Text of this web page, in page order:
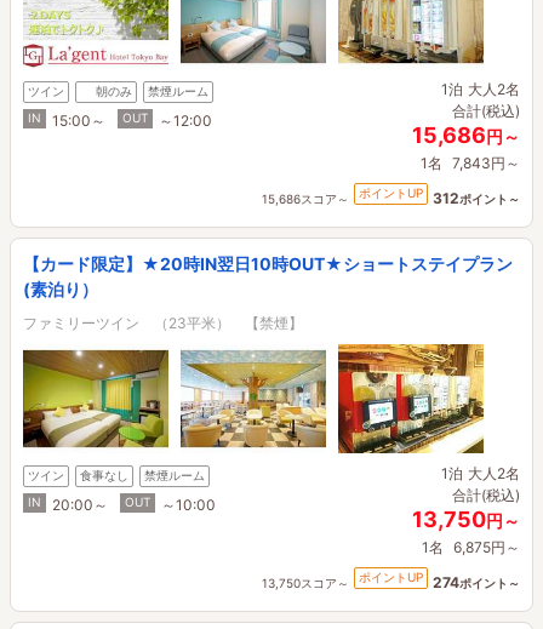
ツイン 朝のみ
禁煙ルーム
IN
15:00～ OUT ～12:00
1泊 大人2名
合計(税込)
15,686円～
1名 7,843円～
15,686スコア～ ポイントUP 312ポイント～
【カード限定】★20時IN翌日10時OUT★ショートステイプラン
(素泊り）
ファミリーツイン （23平米） 【禁煙】
ツイン 食事なし
禁煙ルーム
IN
20:00～ OUT ～10:00
1泊 大人2名
合計(税込)
13,750円～
1名 6,875円～
13,750スコア～ ポイントUP 274ポイント～